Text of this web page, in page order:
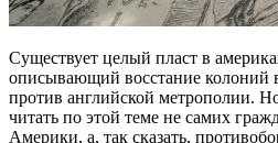
Существует целый пласт в
описывающий восстание колоний
против английской метрополии.
читать по этой теме не самих
Америки, а, так сказать,